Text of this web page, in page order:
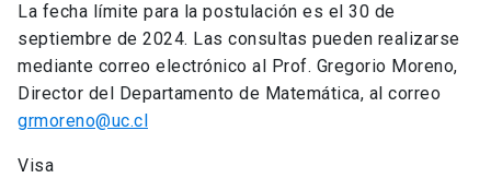
La fecha límite para la postulación es el 30 de
septiembre de 2024. Las consultas pueden realizarse
mediante correo electrónico al Prof. Gregorio Moreno,
Director del Departamento de Matemática, al correo
grmoreno@uc.cl
Visa